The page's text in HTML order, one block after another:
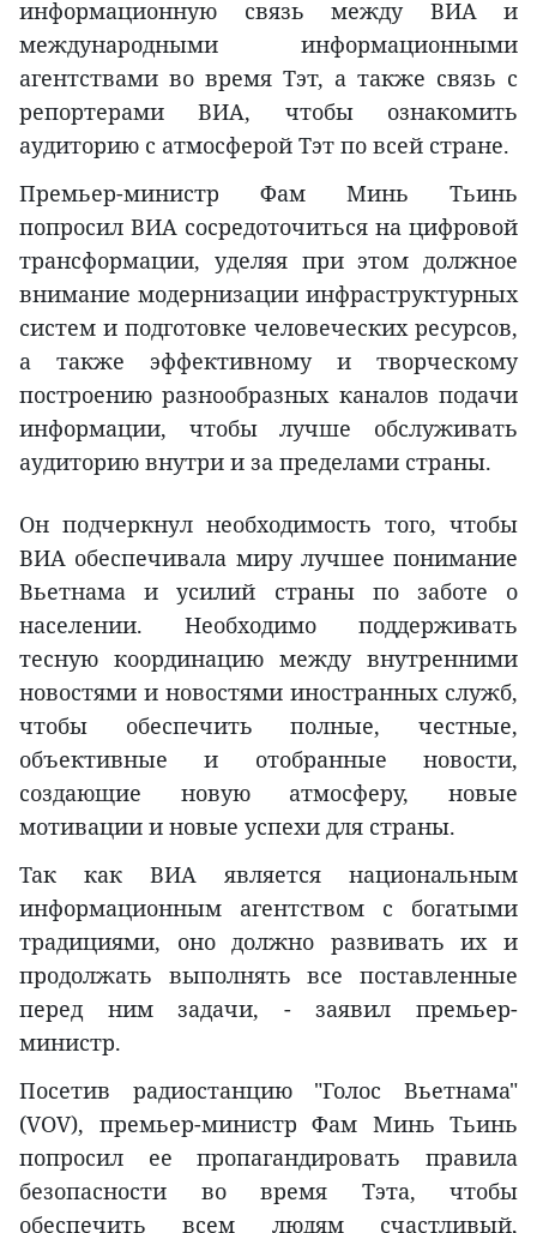
информационную связь между ВИA и
международными информационными
агентствами во время Tэт, а также связь с
репортерами ВИA, чтобы ознакомить
аудиторию с атмосферой Tэт по всей стране.
Премьер-министр Фам Минь Тьинь
попросил ВИА сосредоточиться на цифровой
трансформации, уделяя при этом должное
внимание модернизации инфраструктурных
систем и подготовке человеческих ресурсов,
а также эффективному и творческому
построению разнообразных каналов подачи
информации, чтобы лучше обслуживать
аудиторию внутри и за пределами страны.
Он подчеркнул необходимость того, чтобы
ВИА обеспечивала миру лучшее понимание
Вьетнама и усилий страны по заботе о
населении. Необходимо поддерживать
тесную координацию между внутренними
новостями и новостями иностранных служб,
чтобы обеспечить полные, честные,
объективные и отобранные новости,
создающие новую атмосферу, новые
мотивации и новые успехи для страны.
Так как ВИА является национальным
информационным агентством с богатыми
традициями, оно должно развивать их и
продолжать выполнять все поставленные
перед ним задачи, - заявил премьер-
министр.
Посетив радиостанцию "Голос Вьетнама"
(VOV), премьер-министр Фам Минь Тьинь
попросил ее пропагандировать правила
безопасности во время Тэта, чтобы
обеспечить всем людям счастливый,